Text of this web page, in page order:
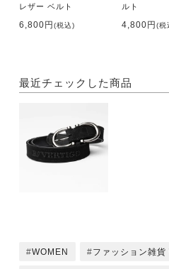
レザー ベルト
6,800円(税込)
ルト
4,800円(税
最近チェックした商品
WOMEN ファッション雑貨